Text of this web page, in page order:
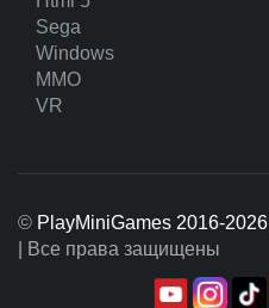
Sega
Windows
MMO
VR
© PlayMiniGames 2016-2026
| Все права защищены